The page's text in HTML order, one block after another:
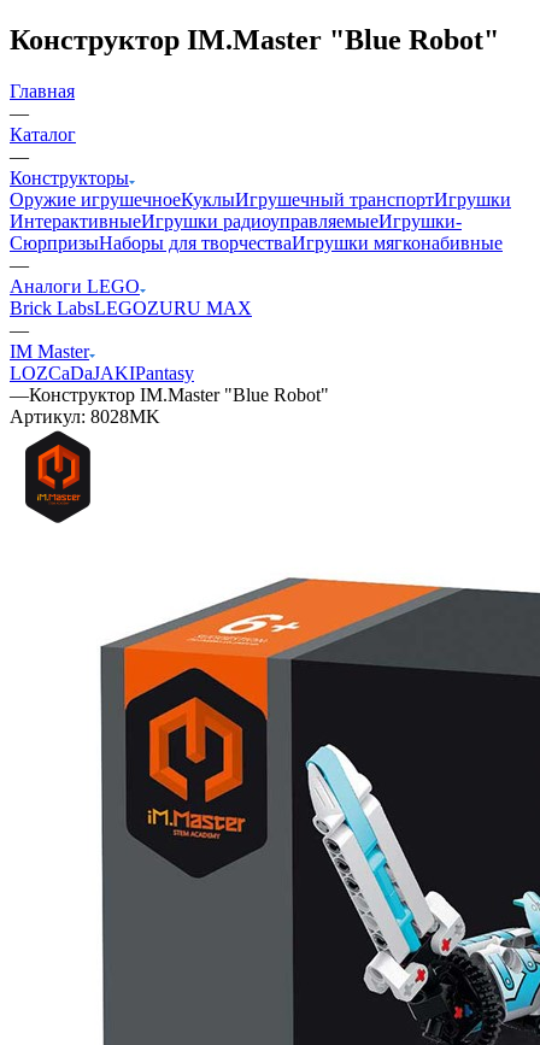
Конструктор IM.Master "Blue Robot"
Главная
—
Каталог
—
Конструкторы
Оружие игрушечноеКуклыИгрушечный транспортИгрушки
ИнтерактивныеИгрушки радиоуправляемыеИгрушки-
СюрпризыНаборы для творчестваИгрушки мягконабивные
—
Аналоги LEGO
Brick LabsLEGOZURU MAX
—
IM Master
LOZCaDaJAKIPantasy
—Конструктор IM.Master "Blue Robot"
Артикул: 8028MK